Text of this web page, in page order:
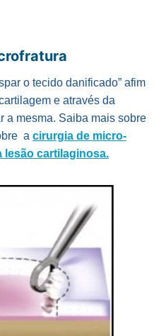
o tecido danificado” afim
e através da
a mesma. Saiba mais sobre
a cirurgia de micro-
lesão cartilaginosa.